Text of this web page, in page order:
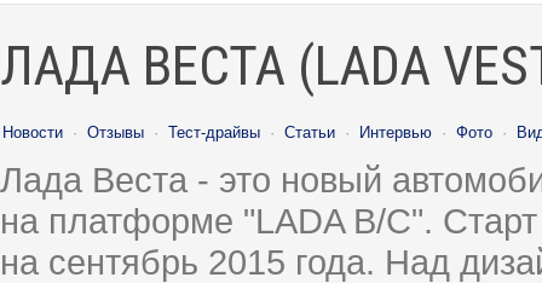
ЛАДА ВЕСТА (LADA
Новости · Отзывы · Тест-драйвы · Статьи · Интервью · Фото ·
Лада Веста - это новый
на платформе "LADA B/C".
на сентябрь 2015 года. Над